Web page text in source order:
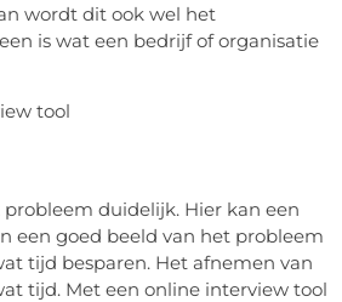
wordt dit ook wel het
is wat een bedrijf of organisatie
duidelijk. Hier kan een
een goed beeld van het probleem
tijd besparen. Het afnemen van
tijd. Met een online interview tool